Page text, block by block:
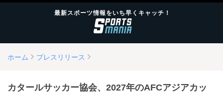
最新スポーツ情報をいち早くキャッチ！
ホーム プレスリリース
カタールサッカー協会、2027年のAFCアジアカッ